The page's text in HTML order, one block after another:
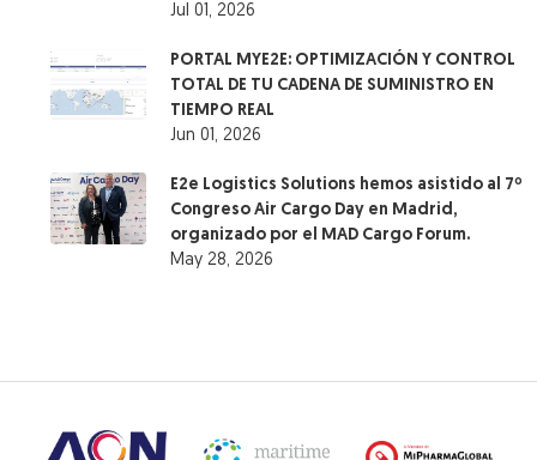
Jul 01, 2026
PORTAL MYE2E: OPTIMIZACIÓN Y CONTROL
TOTAL DE TU CADENA DE SUMINISTRO EN
TIEMPO REAL
Jun 01, 2026
E2e Logistics Solutions hemos asistido al 7º
Congreso Air Cargo Day en Madrid,
organizado por el MAD Cargo Forum.
May 28, 2026